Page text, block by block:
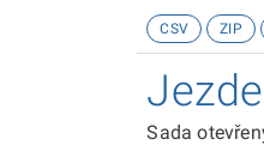
CSV ZIP
Sada